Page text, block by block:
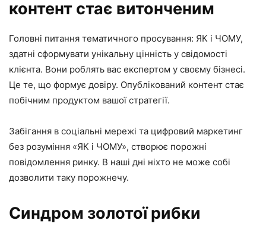
контент стає витонченим
Головні питання тематичного просування: ЯК і ЧОМУ,
здатні сформувати унікальну цінність у свідомості
клієнта. Вони роблять вас експертом у своєму бізнесі.
Це те, що формує довіру. Опублікований контент стає
побічним продуктом вашої стратегії.
Забігання в соціальні мережі та цифровий маркетинг
без розуміння «ЯК і ЧОМУ», створює порожні
повідомлення ринку. В наші дні ніхто не може собі
дозволити таку порожнечу.
Синдром золотої рибки